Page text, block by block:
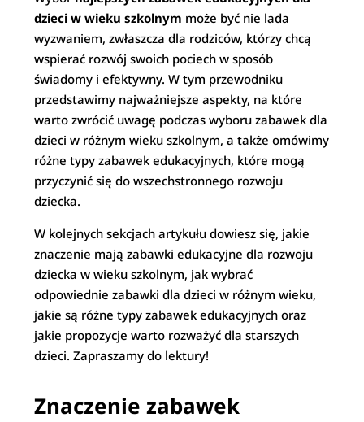
dzieci w wieku szkolnym może być nie lada
wyzwaniem, zwłaszcza dla rodziców, którzy chcą
wspierać rozwój swoich pociech w sposób
świadomy i efektywny. W tym przewodniku
przedstawimy najważniejsze aspekty, na które
warto zwrócić uwagę podczas wyboru zabawek dla
dzieci w różnym wieku szkolnym, a także omówimy
różne typy zabawek edukacyjnych, które mogą
przyczynić się do wszechstronnego rozwoju
dziecka.
W kolejnych sekcjach artykułu dowiesz się, jakie
znaczenie mają zabawki edukacyjne dla rozwoju
dziecka w wieku szkolnym, jak wybrać
odpowiednie zabawki dla dzieci w różnym wieku,
jakie są różne typy zabawek edukacyjnych oraz
jakie propozycje warto rozważyć dla starszych
dzieci. Zapraszamy do lektury!
Znaczenie zabawek